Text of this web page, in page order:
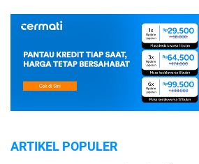
ARTIKEL POPULER